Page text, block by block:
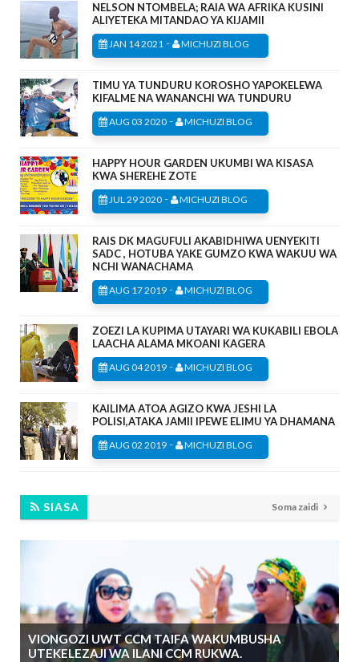
NELSON NTOMBELA; RAIA WA AFRIKA KUSINI
ALIYETEKA MITANDAO YA KIJAMII
JAN 14 2021 - MICHUZI BLOG
TIMU YA TUNDURU KOROSHO YAPOKELEWA
KIFALME NA WANANCHI WA TUNDURU
AUG 03 2020 - MICHUZI BLOG
HAPPY HOUR GARDEN UKUMBI WA KISASA
KWA SHEREHE ZOTE
JUL 29 2020 - MICHUZI BLOG
RAIS DK MAGUFULI AKABIDHIWA UENYEKITI
SADC , HOTUBA YAKE GUMZO KWA WAKUU WA
NCHI WANACHAMA
AUG 17 2019 - MICHUZI BLOG
ZOEZI LA KUPIMA UTAYARI WA KUKABILI EBOLA
LAACHA ALAMA MKOANI KAGERA
AUG 04 2019 - MICHUZI BLOG
KAILIMA ATOA AGIZO KWA JESHI LA
POLISI,ATAKA JAMII IPEWE ELIMU YA DHAMANA
AUG 02 2019 - MICHUZI BLOG
SIASA Soma zaidi
VIONGOZI UWT CCM TAIFA WAKUMBUSHA
UTEKELEZAJI WA ILANI CCM RUKWA.